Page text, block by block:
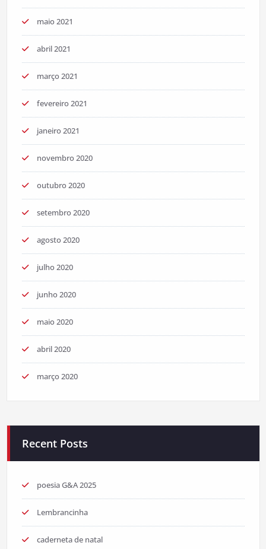
maio 2021
abril 2021
março 2021
fevereiro 2021
janeiro 2021
novembro 2020
outubro 2020
setembro 2020
agosto 2020
julho 2020
junho 2020
maio 2020
abril 2020
março 2020
Recent Posts
poesia G&A 2025
Lembrancinha
caderneta de natal